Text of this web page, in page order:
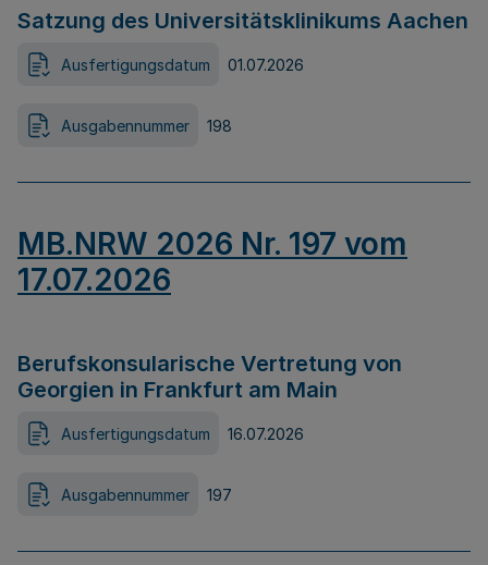
Satzung des Universitätsklinikums Aachen
Ausfertigungsdatum 01.07.2026
Ausgabennummer 198
MB.NRW 2026 Nr. 197 vom
17.07.2026
Berufskonsularische Vertretung von
Georgien in Frankfurt am Main
Ausfertigungsdatum 16.07.2026
Ausgabennummer 197